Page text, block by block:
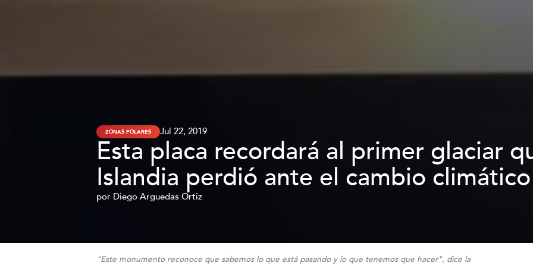
ZONAS POLARES Jul 22, 2019
Esta placa recordará al primer glaciar
Islandia perdió ante el cambio climático
por Diego Arguedas Ortiz
"Este monumento reconoce que sabemos lo que está pasando y lo que tenemos que hacer", dice la